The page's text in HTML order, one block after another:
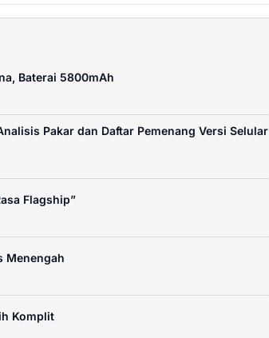
Baterai 5800mAh
Pakar dan Daftar Pemenang Versi Selular
Flagship”
Menengah
Komplit